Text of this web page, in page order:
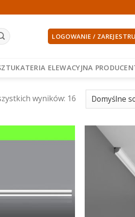
LOGOWANIE /
ELEWACYJNA
wyników: 16